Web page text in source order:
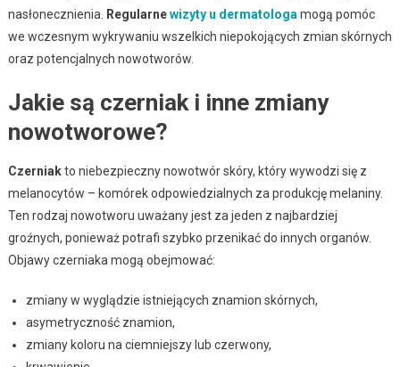
nasłonecznienia. Regularnewizyty u dermatologa mogą pomóc
we wczesnym wykrywaniu wszelkich niepokojących zmian skórnych
oraz potencjalnych nowotworów.
Jakie są czerniak i inne zmiany
nowotworowe?
Czerniakto niebezpieczny nowotwór skóry, który wywodzi się z
melanocytów – komórek odpowiedzialnych za produkcję melaniny.
Ten rodzaj nowotworu uważany jest za jeden z najbardziej
groźnych, ponieważ potrafi szybko przenikać do innych organów.
Objawy czerniaka mogą obejmować:
zmiany w wyglądzie istniejących znamion skórnych,
asymetryczność znamion,
zmiany koloru na ciemniejszy lub czerwony,